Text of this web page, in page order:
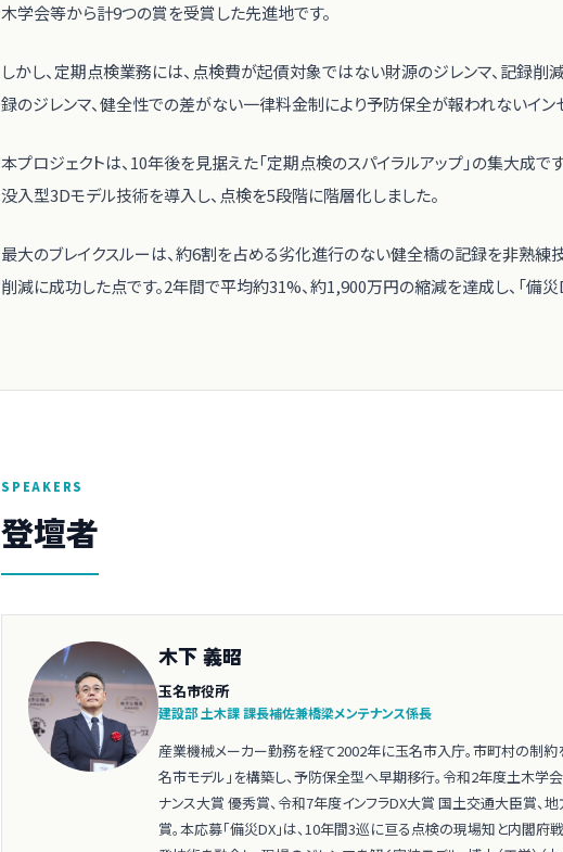
木学会等から計9つの賞を受賞した先進地です。
しかし、定期点検業務には、点検費が起債対象ではない財源のジレンマ、記録
録のジレンマ、健全性での差がない一律料金制により予防保全が報われないイン
本プロジェクトは、10年後を見据えた「定期点検のスパイラルアップ」の集大成で
没入型3Dモデル技術を導入し、点検を5段階に階層化しました。
最大のブレイクスルーは、約6割を占める劣化進行のない健全橋の記録を非熟練
削減に成功した点です。2年間で平均約31%、約1,900万円の縮減を達成し、「備災
SPEAKERS
登壇者
木下 義昭
玉名市役所
建設部 土木課 課長補佐兼橋梁メンテナンス係長
産業機械メーカー勤務を経て2002年に玉名市入庁。市町村の制約
名市モデル」を構築し、予防保全型へ早期移行。令和2年度土木学
ナンス大賞 優秀賞、令和7年度インフラDX大賞 国土交通大臣賞、
賞。本応募「備災DX」は、10年間3巡に亘る点検の現場知と内閣府